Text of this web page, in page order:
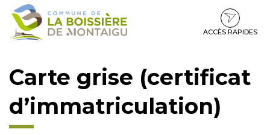
Gestion des traceurs
Aller
Aller
contenu
Aller
pied
ACCÈS RAPIDES
Carte grise (certificat
d’immatriculation)